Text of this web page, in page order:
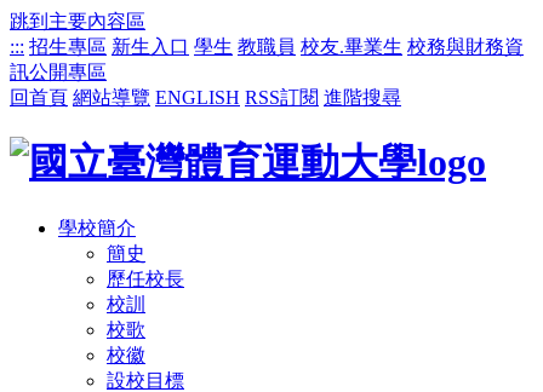
跳到主要內容區
::: 招生專區 新生入口 學生 教職員 校友.畢業生 校務與財務資
訊公開專區
回首頁 網站導覽 ENGLISH RSS訂閱 進階搜尋
學校簡介
簡史
歷任校長
校訓
校歌
校徽
設校目標